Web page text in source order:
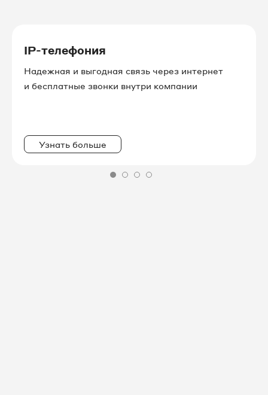
IP-телефония
Надежная и выгодная связь через интернет
и бесплатные звонки внутри компании
Узнать больше